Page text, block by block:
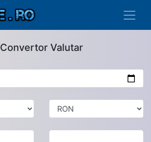
Convertor Valutar